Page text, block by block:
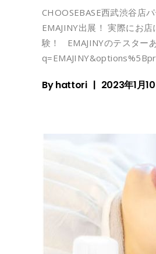
CHOOSEBASE西武渋谷店
EMAJINY出展！ 実際にお
験！ EMAJINYのテスタ
Byhattori 2023年1月